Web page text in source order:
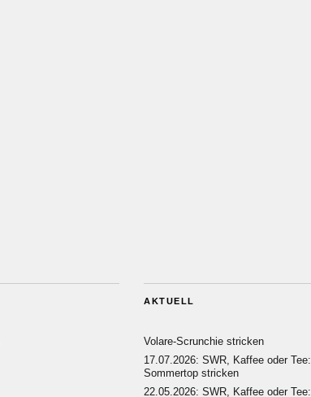
AKTUELL
Volare-Scrunchie stricken
17.07.2026: SWR, Kaffee oder Tee:
Sommertop stricken
22.05.2026: SWR, Kaffee oder Tee: